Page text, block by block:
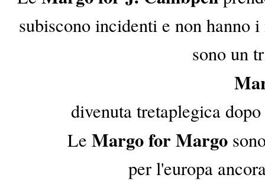
subiscono incidenti e non hanno
sono un
divenuta tretaplegica
Le Margo for Margo
per l'europa